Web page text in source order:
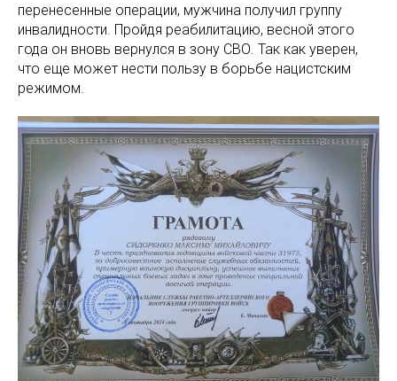
перенесенные операции, мужчина получил группу
инвалидности. Пройдя реабилитацию, весной этого
года он вновь вернулся в зону СВО. Так как уверен,
что еще может нести пользу в борьбе нацистским
режимом.